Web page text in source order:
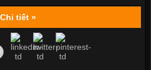
Chi tiết »